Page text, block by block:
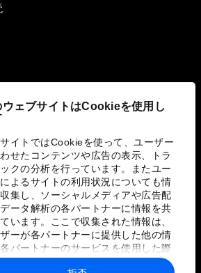
ウェブサイトはCookieを使用し
イトではCookieを使って、ユーザー
せたコンテンツや広告の表示、トラ
クの分析を行っています。またユー
よるサイトの利用状況についても情
集し、ソーシャルメディアや広告配
ータ解析の各パートナーに情報を共
います。ここで収集された情報は、
ーが各パートナーに提供した他の情
パートナーのサービスを使用した際
集された情報と組み合わされ、各パー
取り組み